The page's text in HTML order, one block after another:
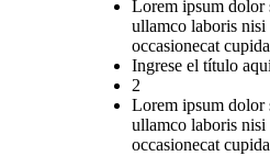
Lorem ipsum dolor
ullamco laboris
occasionecat
Ingrese el título
2
Lorem ipsum dolor
ullamco laboris
occasionecat